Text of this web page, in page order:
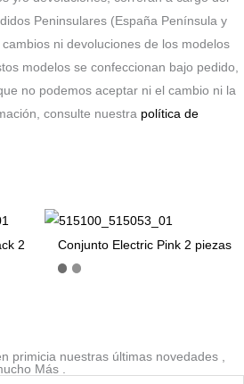
Peninsulares (España Península y
ni devoluciones de los modelos
modelos se confeccionan bajo pedido,
no podemos aceptar ni el cambio ni la
consulte nuestra política de
2
Conjunto Electric Pink 2 piezas
primicia nuestras últimas novedades ,
Más .